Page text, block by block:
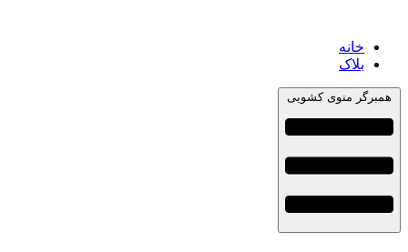
خانه
بلاک
همبرگر منوی کشویی